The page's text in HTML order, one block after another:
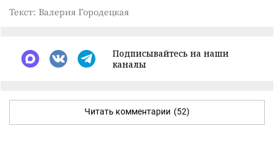
Текст: Валерия Городецкая
Подписывайтесь на наши
каналы
Читать комментарии (52)